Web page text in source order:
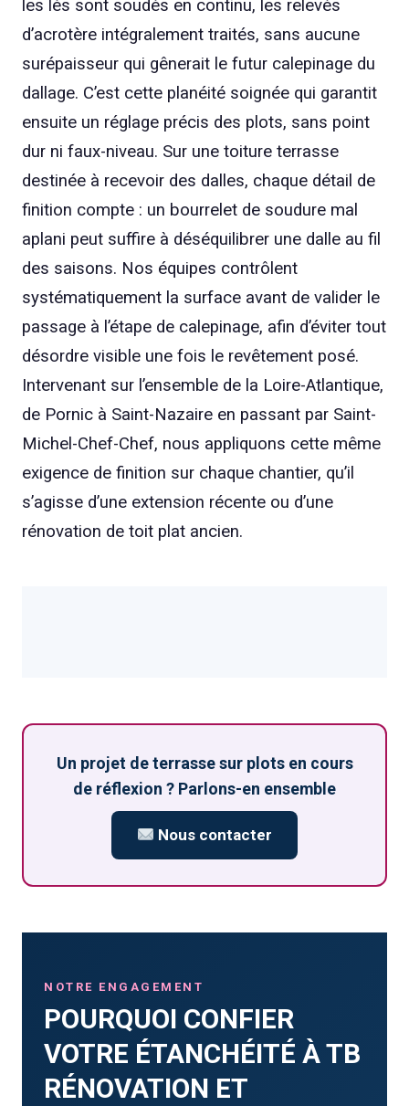
les lés sont soudés en continu, les relevés
d’acrotère intégralement traités, sans aucune
surépaisseur qui gênerait le futur calepinage du
dallage. C’est cette planéité soignée qui garantit
ensuite un réglage précis des plots, sans point
dur ni faux-niveau. Sur une toiture terrasse
destinée à recevoir des dalles, chaque détail de
finition compte : un bourrelet de soudure mal
aplani peut suffire à déséquilibrer une dalle au fil
des saisons. Nos équipes contrôlent
systématiquement la surface avant de valider le
passage à l’étape de calepinage, afin d’éviter tout
désordre visible une fois le revêtement posé.
Intervenant sur l’ensemble de la Loire-Atlantique,
de Pornic à Saint-Nazaire en passant par Saint-
Michel-Chef-Chef, nous appliquons cette même
exigence de finition sur chaque chantier, qu’il
s’agisse d’une extension récente ou d’une
rénovation de toit plat ancien.
Un projet de terrasse sur plots en cours
de réflexion ? Parlons-en ensemble
Nous contacter
NOTRE ENGAGEMENT
POURQUOI CONFIER
VOTRE ÉTANCHÉITÉ À TB
RÉNOVATION ET